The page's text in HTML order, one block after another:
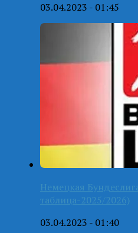
03.04.2023 - 01:45
Немецкая
таблица-2025/2026)
03.04.2023 - 01:40